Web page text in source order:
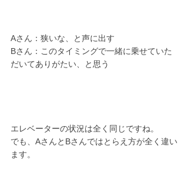
Aさん：狭いな、と声に出す
Bさん：このタイミングで一緒に乗せていた
だいてありがたい、と思う
エレベーターの状況は全く同じですね。
でも、AさんとBさんではとらえ方が全く違い
ます。